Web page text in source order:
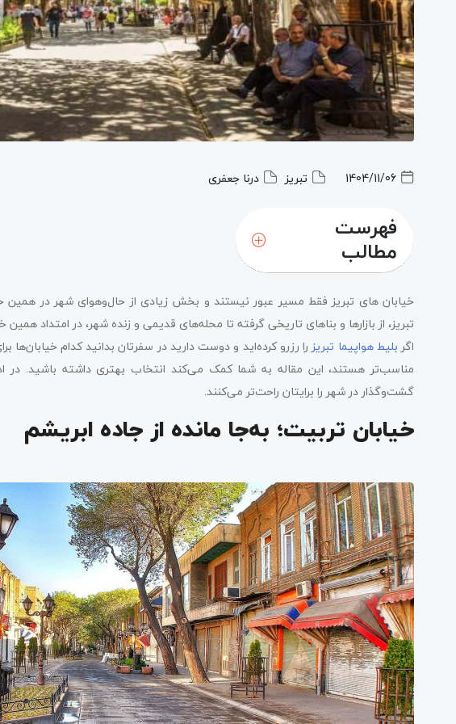
1404/11/06 تبریز درنا جعفری
فهرست
مطالب
خیابان های تبریز فقط مسیر عبور نیستند و بخش زیادی از حال‌وهوای شهر در همین
تبریز، از بازارها و بناهای تاریخی گرفته تا محله‌های قدیمی و زنده شهر، در امتداد همین
اگربلیط هواپیما تبریزرا رزرو کرده‌اید و دوست دارید در سفرتان بدانید کدام
مناسب‌تر هستند، این مقاله به شما کمک می‌کند انتخاب بهتری داشته باشید. در
گشت‌وگذار در شهر را برایتان راحت‌تر می‌کنند.
خیابان تربیت؛ به‌جا مانده از جاده ابریشم